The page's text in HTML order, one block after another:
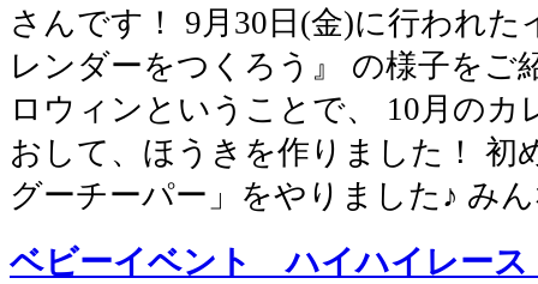
さんです！ 9月30日(金)に行われ
レンダーをつくろう』 の様子をご
ロウィンということで、 10月のカ
おして、ほうきを作りました！ 初
グーチーパー」をやりました♪ み
ベビーイベント ハイハイレー